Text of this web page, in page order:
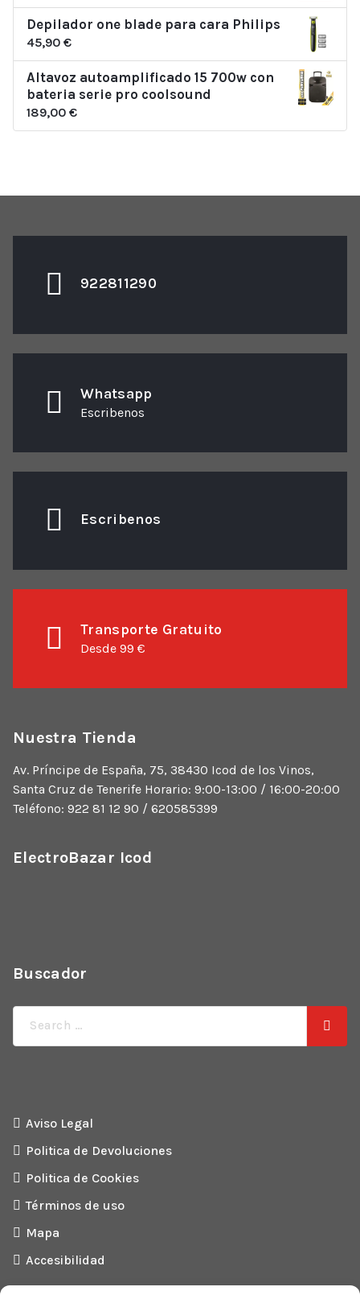
Depilador one blade para cara Philips
45,90 €
Altavoz autoamplificado 15 700w con
bateria serie pro coolsound
189,00 €
922811290
Whatsapp
Escribenos
Escribenos
Transporte Gratuito
Desde 99 €
Nuestra Tienda
Av. Príncipe de España, 75, 38430 Icod de los Vinos,
Santa Cruz de Tenerife Horario: 9:00-13:00 / 16:00-20:00
Teléfono: 922 81 12 90 / 620585399
ElectroBazar Icod
Buscador
Aviso Legal
Politica de Devoluciones
Politica de Cookies
Términos de uso
Mapa
Accesibilidad